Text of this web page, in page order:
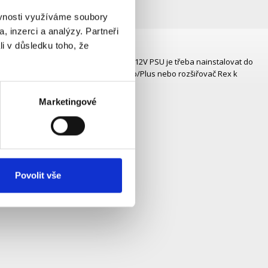
využíváme soubory
inzerci a analýzy. Partneři
v důsledku toho, že
Marketingové
Povolit vše
do zařízení.
nízkonapěťové síti. Napájecí zdroj 12V PSU je třeba nainstalovat do
zdroje budete schopni připojit Hub/Plus nebo rozšiřovač Rex k